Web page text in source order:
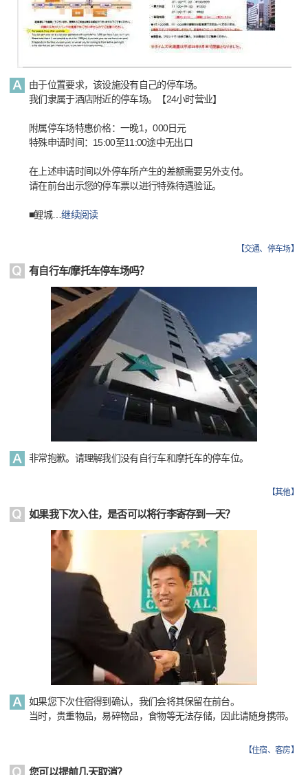
由于位置要求，该设施没有自己的停车场。
我们隶属于酒店附近的停车场。【24小时营业】
附属停车场特惠价格：一晚1，000日元
特殊申请时间：15:00至11:00途中无出口
在上述申请时间以外停车所产生的差额需要另外支付。
请在前台出示您的停车票以进行特殊待遇验证。
■鲤城…继续阅读
【交通、停车场】
有自行车/摩托车停车场吗？
非常抱歉。请理解我们没有自行车和摩托车的停车位。
【其他】
如果我下次入住，是否可以将行李寄存到一天？
如果您下次住宿得到确认，我们会将其保留在前台。
当时，贵重物品，易碎物品，食物等无法存储，因此请随身携带。
【住宿、客房】
您可以提前几天取消？